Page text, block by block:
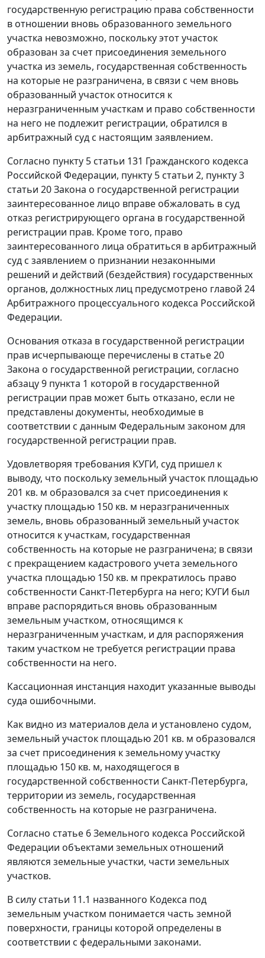
государственную регистрацию права собственности
в отношении вновь образованного земельного
участка невозможно, поскольку этот участок
образован за счет присоединения земельного
участка из земель, государственная собственность
на которые не разграничена, в связи с чем вновь
образованный участок относится к
неразграниченным участкам и право собственности
на него не подлежит регистрации, обратился в
арбитражный суд с настоящим заявлением.
Согласно пункту 5 статьи 131 Гражданского кодекса
Российской Федерации, пункту 5 статьи 2, пункту 3
статьи 20Закона о государственной регистрации
заинтересованное лицо вправе обжаловать в суд
отказ регистрирующего органа в государственной
регистрации прав. Кроме того, право
заинтересованного лица обратиться в арбитражный
суд с заявлением о признании незаконными
решений и действий (бездействия) государственных
органов, должностных лиц предусмотрено главой 24
Арбитражного процессуального кодекса Российской
Федерации.
Основания отказа в государственной регистрации
прав исчерпывающе перечислены в статье 20
Закона о государственной регистрации, согласно
абзацу 9 пункта 1 которой в государственной
регистрации прав может быть отказано, если не
представлены документы, необходимые в
соответствии с данным Федеральным законом для
государственной регистрации прав.
Удовлетворяя требования КУГИ, суд пришел к
выводу, что поскольку земельный участок площадью
201 кв. м образовался за счет присоединения к
участку площадью 150 кв. м неразграниченных
земель, вновь образованный земельный участок
относится к участкам, государственная
собственность на которые не разграничена; в связи
с прекращением кадастрового учета земельного
участка площадью 150 кв. м прекратилось право
собственности Санкт-Петербурга на него; КУГИ был
вправе распорядиться вновь образованным
земельным участком, относящимся к
неразграниченным участкам, и для распоряжения
таким участком не требуется регистрации права
собственности на него.
Кассационная инстанция находит указанные выводы
суда ошибочными.
Как видно из материалов дела и установлено судом,
земельный участок площадью 201 кв. м образовался
за счет присоединения к земельному участку
площадью 150 кв. м, находящегося в
государственной собственности Санкт-Петербурга,
территории из земель, государственная
собственность на которые не разграничена.
Согласно статье 6Земельного кодекса Российской
Федерации объектами земельных отношений
являются земельные участки, части земельных
участков.
В силу статьи 11.1 названного Кодекса под
земельным участком понимается часть земной
поверхности, границы которой определены в
соответствии с федеральными законами.